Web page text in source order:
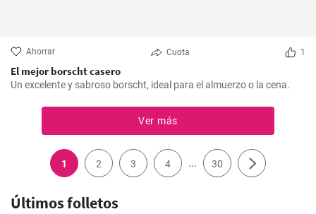
Ahorrar Cuota 1
El mejor borscht casero
Un excelente y sabroso borscht, ideal para el almuerzo o la cena.
Ver más
1 2 3 4 ... 30
Últimos folletos